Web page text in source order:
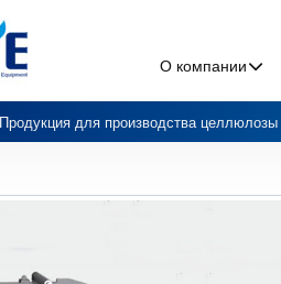
О компании
Продукция для производства целлюлозы